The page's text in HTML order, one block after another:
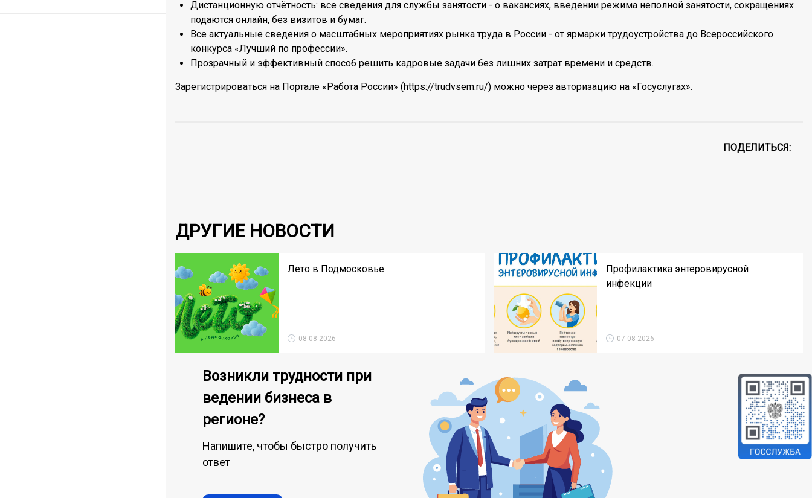
Дистанционную отчётность: все сведения для службы занятости - о вакансиях, введении режима неполной занятости, сокращениях
подаются онлайн, без визитов и бумаг.
Все актуальные сведения о масштабных мероприятиях рынка труда в России - от ярмарки трудоустройства до Всероссийского
конкурса «Лучший по профессии».
Прозрачный и эффективный способ решить кадровые задачи без лишних затрат времени и средств.
Зарегистрироваться на Портале «Работа России» (https://trudvsem.ru/) можно через авторизацию на «Госуслугах».
ПОДЕЛИТЬСЯ:
ДРУГИЕ НОВОСТИ
Лето в Подмосковье
08-08-2026
Профилактика энтеровирусной
инфекции
07-08-2026
Возникли трудности при
ведении бизнеса в
регионе?
Напишите, чтобы быстро получить
ответ